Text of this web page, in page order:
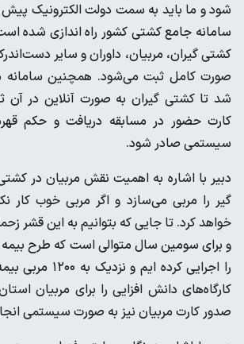
شود و ما باید به سمت دولت الکترونیک پیش
سامانه جامع کشتی کشور راه اندازی شده
کشتی گیران، مربیان، داوران و سایر
صورت کامل ثبت می‌شود. همچنین سامانه
شد تا کشتی گیران به صورت آنلاین در آن
کارت حضور در مسابقه دریافت و حکم
سیستمی صادر شود.
دبیر با اشاره به اهمیت نقش مربیان در
گیر را مربی می‌سازد و اگر مربی خوب کار
خواهد کرد. تا جایی که بتوانیم به این قشر
و برای سومین سال متوالی است که طرح
را اجرایی کرده
کارگاه‌های دانش افزایی را برای مربیان
صدور کارت مربیان نیز به صورت سیستمی